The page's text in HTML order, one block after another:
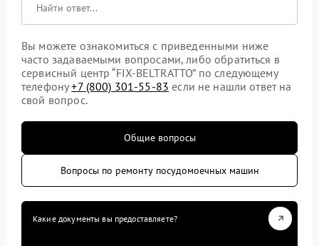
Вы можете ознакомиться с приведенными ниже
часто задаваемыми вопросами, либо обратиться в
сервисный центр “FIX-BELTRATTO” по следующему
телефону+7 (800) 301-55-83 если не нашли ответ на
свой вопрос.
Общие вопросы
Вопросы по ремонту посудомоечных машин
Какие документы вы предоставляете?